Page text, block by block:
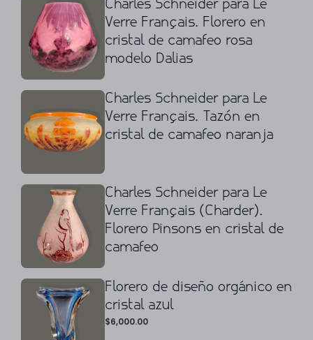
Charles Schneider para Le
Verre Français. Florero en
cristal de camafeo rosa
modelo Dalias
Charles Schneider para Le
Verre Français. Tazón en
cristal de camafeo naranja
Charles Schneider para Le
Verre Français (Charder).
Florero Pinsons en cristal de
camafeo
Florero de diseño orgánico en
cristal azul
$6,000.00